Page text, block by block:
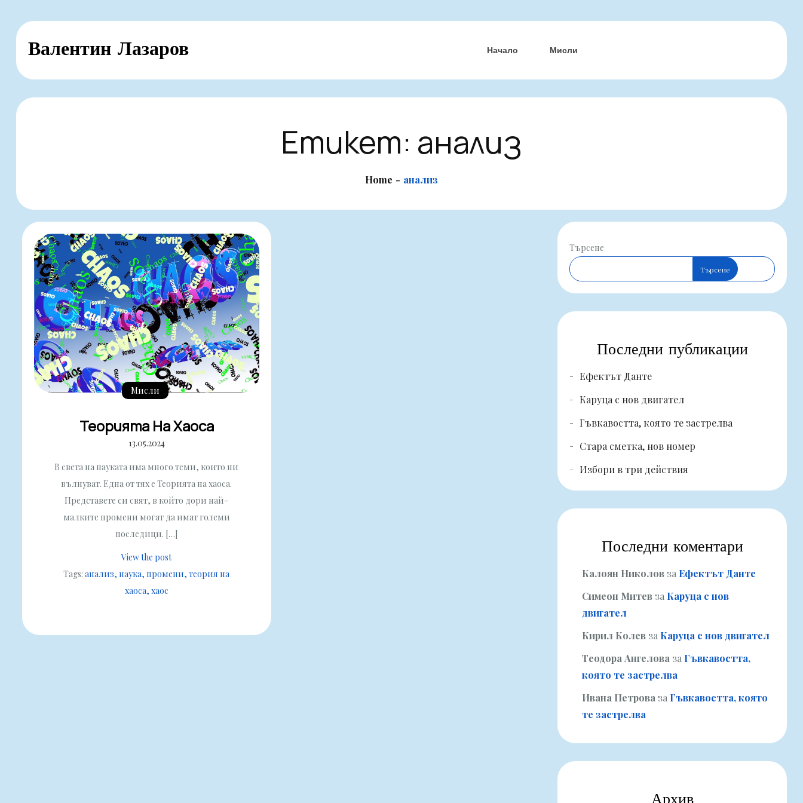
content
Валентин Лазаров Начало Мисли
Етикет: анализ
Home анализ
Мисли
Теорията На Хаоса
13.05.2024
В света на науката има много теми, които ни
вълнуват. Една от тях е Теорията на хаоса.
Представете си свят, в който дори най-
малките промени могат да имат големи
последици. […]
View the post
Tags:анализ наука промени теория на
хаоса хаос
Търсене
Търсене
Последни публикации
Ефектът Данте
Каруца с нов двигател
Гъвкавостта, която те застрелва
Стара сметка, нов номер
Избори в три действия
Последни коментари
Калоян Николов за Ефектът Данте
Симеон Митев за Каруца с нов
двигател
Кирил Колев за Каруца с нов двигател
Теодора Ангелова за Гъвкавостта,
която те застрелва
Ивана Петрова за Гъвкавостта, която
те застрелва
Архив